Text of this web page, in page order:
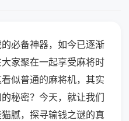
必备神器，如今已逐渐
家聚在一起享受麻将时
似普通的麻将机，其实
秘密？今天，就让我们
腻，探寻输钱之谜的真